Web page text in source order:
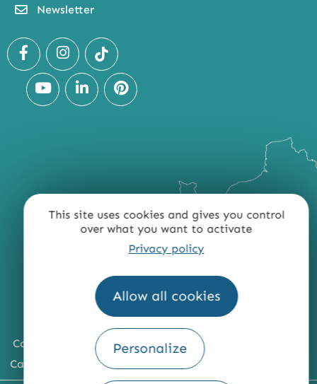
This site uses cookies and gives you control
over what you want to activate
Privacy policy
Allow all cookies
Personalize
Newsletter
Comment venir ?
Carte du territoire